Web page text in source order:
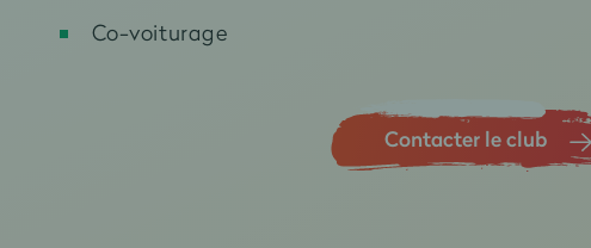
Co-voiturage
Contacter le club